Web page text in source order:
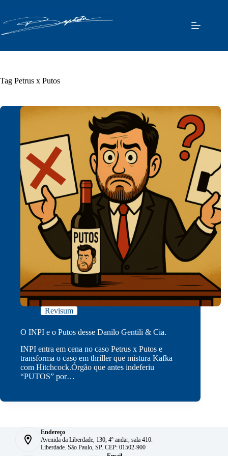
o
conteúdo
Tag Petrus x Putos
Revisum
O INPI e o Putos desse Danilo Gentili & Cia.
INPI entra em cena no caso Petrus x Putos e
transforma o caso em thriller que mistura Kafka
com Hitchcock.Órgão que antes indeferiu
“PUTOS” por…
Endereço
Avenida da Liberdade, 130, 4º andar, sala 410.
Liberdade. São Paulo, SP. CEP: 01502-900